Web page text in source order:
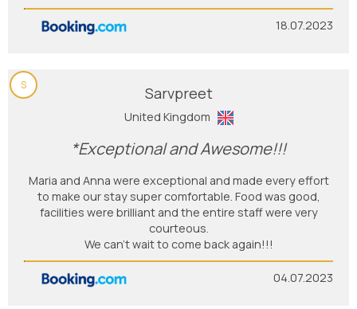
18.07.2023
S Sarvpreet
United Kingdom
*Exceptional and Awesome!!!
Maria and Anna were exceptional and made every effort
to make our stay super comfortable. Food was good,
facilities were brilliant and the entire staff were very
courteous.
We can’t wait to come back again!!!
04.07.2023